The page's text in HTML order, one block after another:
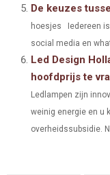
De keuzes
hoesjes Iedereen is
social media en
Led Design
hoofdprijs te
Ledlampen zijn
weinig energie en u
overheidssubsidie.